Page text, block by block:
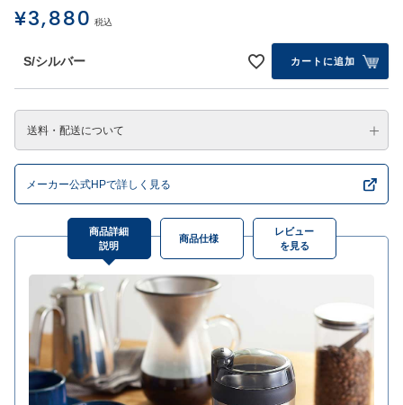
¥3,880 税込
S/シルバー カートに追加
送料・配送について
メーカー公式HPで詳しく見る
商品詳細
説明
商品仕様
レビュー
を見る